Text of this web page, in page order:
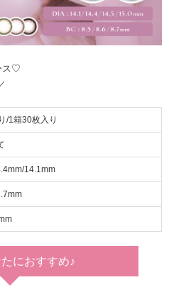
ス♡
/1箱30枚入り
14.1mm
におすすめ♪